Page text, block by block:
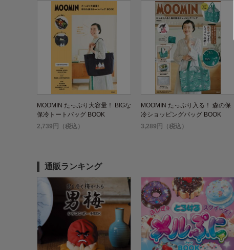
MOOMIN たっぷり大容量！ BIGな
保冷トートバッグ BOOK
2,739円（税込）
MOOMIN たっぷり入る！ 森の保
冷ショッピングバッグ BOOK
3,289円（税込）
通販ランキング